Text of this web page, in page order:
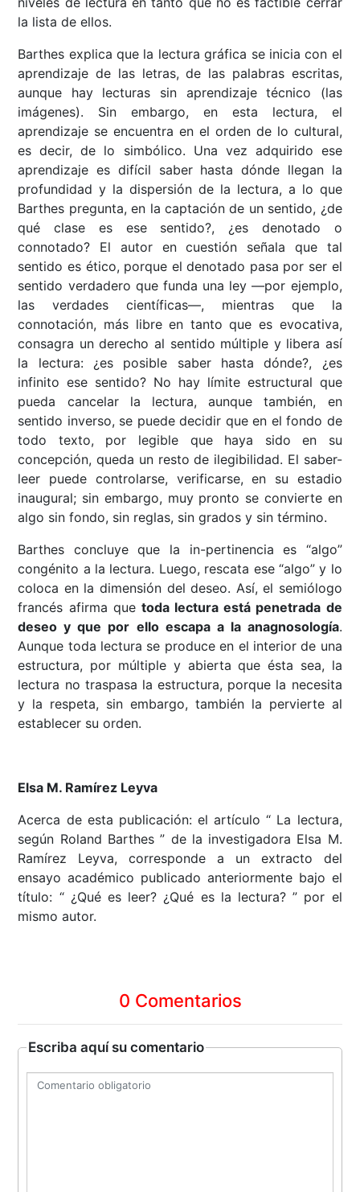
la lista de ellos.
Barthes explica que la lectura gráfica se inicia con el
aprendizaje de las letras, de las palabras escritas,
aunque hay lecturas sin aprendizaje técnico (las
imágenes). Sin embargo, en esta lectura, el
aprendizaje se encuentra en el orden de lo cultural,
es decir, de lo simbólico. Una vez adquirido ese
aprendizaje es difícil saber hasta dónde llegan la
profundidad y la dispersión de la lectura, a lo que
Barthes pregunta, en la captación de un sentido, ¿de
qué clase es ese sentido?, ¿es denotado o
connotado? El autor en cuestión señala que tal
sentido es ético, porque el denotado pasa por ser el
sentido verdadero que funda una ley —por ejemplo,
las verdades científicas—, mientras que la
connotación, más libre en tanto que es evocativa,
consagra un derecho al sentido múltiple y libera así
la lectura: ¿es posible saber hasta dónde?, ¿es
infinito ese sentido? No hay límite estructural que
pueda cancelar la lectura, aunque también, en
sentido inverso, se puede decidir que en el fondo de
todo texto, por legible que haya sido en su
concepción, queda un resto de ilegibilidad. El saber-
leer puede controlarse, verificarse, en su estadio
inaugural; sin embargo, muy pronto se convierte en
algo sin fondo, sin reglas, sin grados y sin término.
Barthes concluye que la in-pertinencia es “algo”
congénito a la lectura. Luego, rescata ese “algo” y lo
coloca en la dimensión del deseo. Así, el semiólogo
francés afirma que toda lectura está penetrada de
deseo y que por ello escapa a la anagnosología.
Aunque toda lectura se produce en el interior de una
estructura, por múltiple y abierta que ésta sea, la
lectura no traspasa la estructura, porque la necesita
y la respeta, sin embargo, también la pervierte al
establecer su orden.
Elsa M. Ramírez Leyva
Acerca de esta publicación: el artículo “ La lectura,
según Roland Barthes ” de la investigadora Elsa M.
Ramírez Leyva, corresponde a un extracto del
ensayo académico publicado anteriormente bajo el
título: “ ¿Qué es leer? ¿Qué es la lectura? ” por el
mismo autor.
0 Comentarios
Escriba aquí su comentario